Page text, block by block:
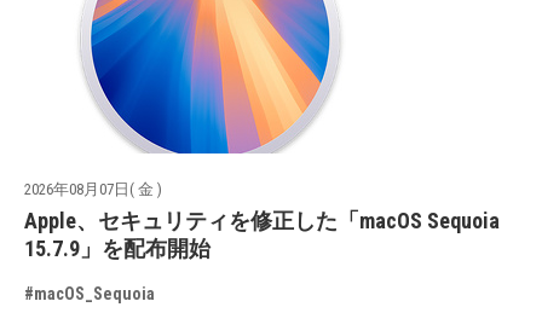
2026年08月07日( 金 )
Apple、セキュリティを修正した「macOS Sequoia
15.7.9」を配布開始
#macOS_Sequoia